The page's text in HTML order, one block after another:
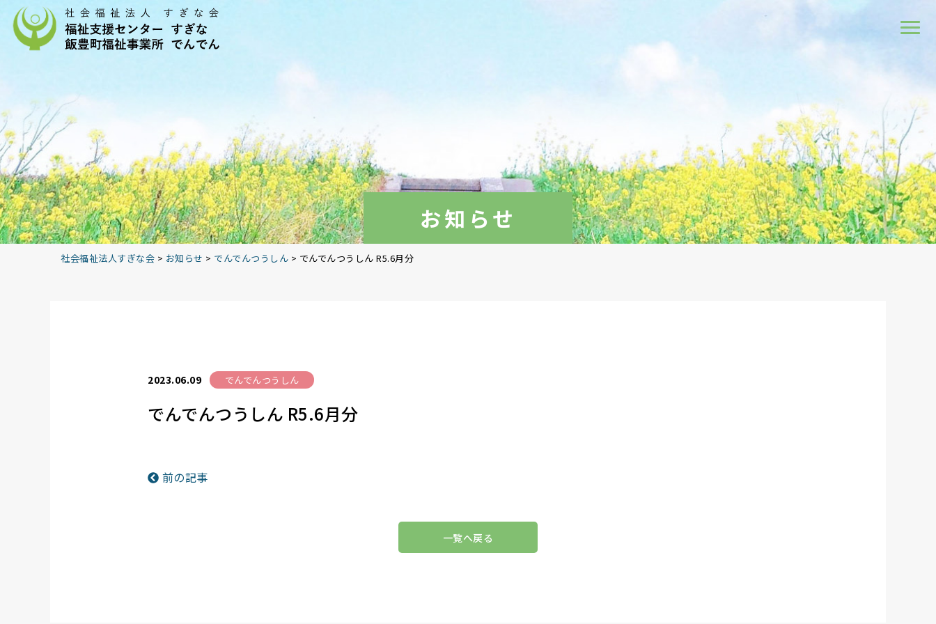
お知らせ
社会福祉法人すぎな会 > お知らせ > でんでんつうしん > でんでんつうしん R5.6月分
2023.06.09 でんでんつうしん
でんでんつうしん R5.6月分
前の記事
一覧へ戻る